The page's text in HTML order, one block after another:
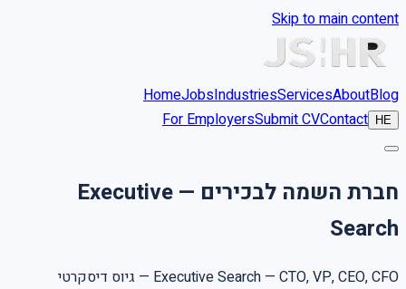
Skip to main content
HomeJobsIndustriesServicesAboutBlog
HE
For EmployersSubmit CVContact
חברת השמה לבכירים — Executive
Search
Executive Search — CTO, VP, CEO, CFO — גיוס דיסקרטי